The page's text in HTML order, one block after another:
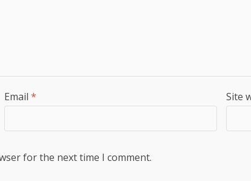
Email * Site
for the next time I comment.